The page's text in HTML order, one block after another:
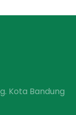
Kota Bandung